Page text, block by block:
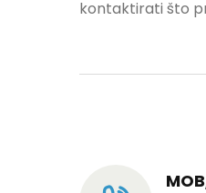
kontaktirati što